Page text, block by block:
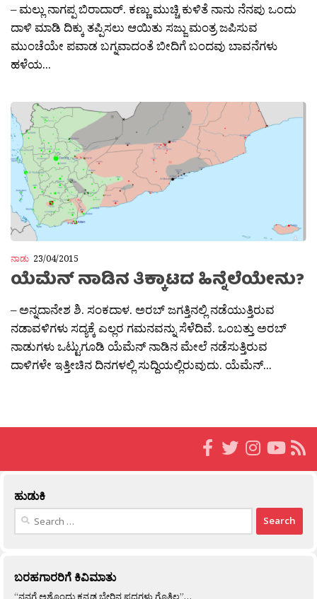
– ಮಲ್ಲು ನಾಗಪ್ಪ ಬಿರಾದಾರ್. ಕಣ್ಣು ಮುಚ್ಚಿ ಕುಳಿತೆ ನಾನು ನೆನಪು ಒಂದು
ದಾಳಿ ಮಾಡಿ ದಿಕ್ಕು ತಪ್ಪಿಸಲು ಆಯಿತು ಸಜ್ಜು ಮಂತ್ರ ಜಪಿಸುವ
ಮುಂಚೆಯೇ ಪವಾಡ ಬಗ್ನವಾದಂತೆ ಬೀದಿಗೆ ಬಂದವು ಬಾವನೆಗಳು
ಹಳೆಯ...
ನಾಡು 23/04/2015
ಯೆಮೆನ್ ನಾಡಿನ ತಿಕ್ಕಾಟದ ಹಿನ್ನೆಲೆಯೇನು?
– ಅನ್ನದಾನೇಶ ಶಿ. ಸಂಕದಾಳ. ಅರಬ್ ಜಗತ್ತಿನಲ್ಲಿ ನಡೆಯುತ್ತಿರುವ
ನಡಾವಳಿಗಳು ಸದ್ಯಕ್ಕೆ ಎಲ್ಲರ ಗಮನವನ್ನು ಸೆಳೆದಿವೆ. ಒಂಬತ್ತು ಅರಬ್
ನಾಡುಗಳು ಒಟ್ಟುಗೂಡಿ ಯೆಮೆನ್ ನಾಡಿನ ಮೇಲೆ ನಡೆಸುತ್ತಿರುವ
ದಾಳಿಗಳೇ ಇತ್ತೀಚಿನ ದಿನಗಳಲ್ಲಿ ಸುದ್ದಿಯಲ್ಲಿರುವುದು. ಯೆಮೆನ್...
ಹುಡುಕಿ
Search
ಬರಹಗಾರರಿಗೆ ಕಿವಿಮಾತು
“ನನಗೆ ಅಶ್ಟೊಂದು ಕನ್ನಡ ಬೇರಿನ ಪದಗಳು ಗೊತ್ತಿಲ್ಲ”…